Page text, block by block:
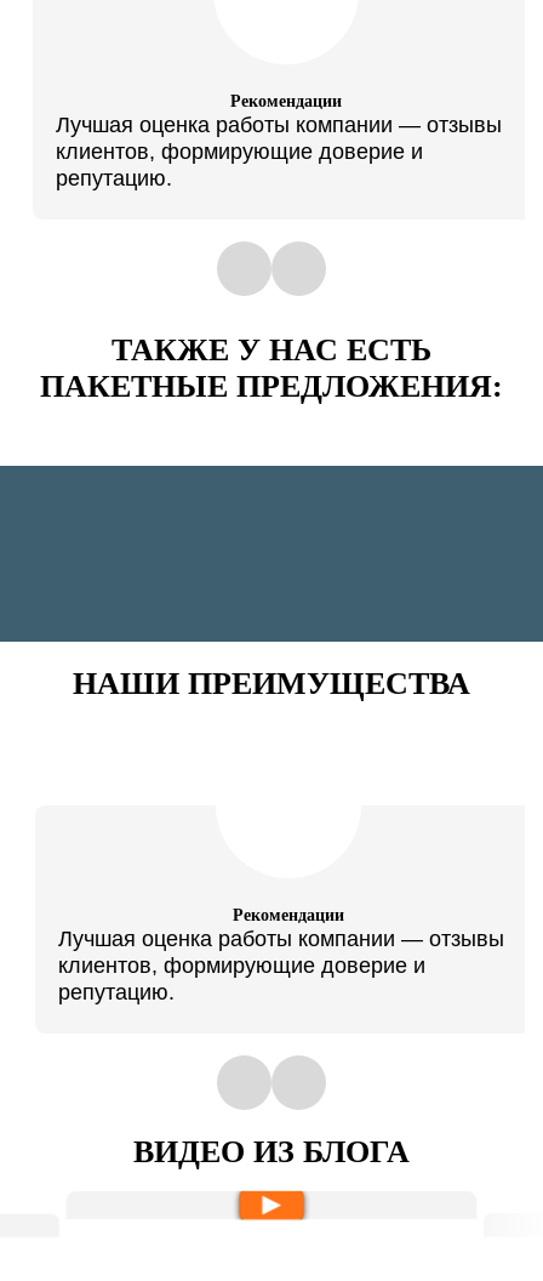
Рекомендации
Лучшая оценка работы компании — отзывы
клиентов, формирующие доверие и
репутацию.
ТАКЖЕ У НАС ЕСТЬ
ПАКЕТНЫЕ ПРЕДЛОЖЕНИЯ:
НАШИ ПРЕИМУЩЕСТВА
Рекомендации
Лучшая оценка работы компании — отзывы
клиентов, формирующие доверие и
репутацию.
ВИДЕО ИЗ БЛОГА